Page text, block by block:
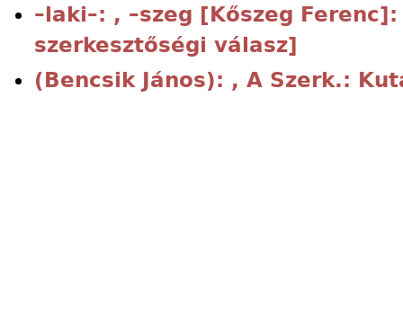
–laki–: , –szeg [Kőszeg
szerkesztőségi válasz]
(Bencsik János): , A Szerk.: